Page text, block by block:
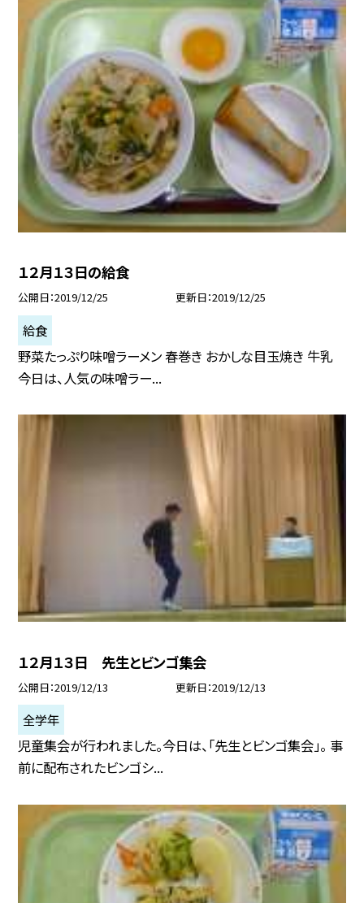
１２月１３日の給食
公開日 2019/12/25 更新日 2019/12/25
給食
野菜たっぷり味噌ラーメン 春巻き おかしな目玉焼き 牛乳
今日は、人気の味噌ラー...
１２月１３日 先生とビンゴ集会
公開日 2019/12/13 更新日 2019/12/13
全学年
児童集会が行われました。今日は、「先生とビンゴ集会」。 事
前に配布されたビンゴシ...